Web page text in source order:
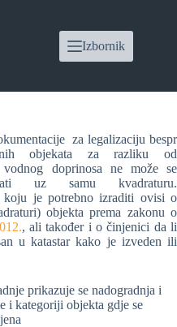
Izbornik
za legalizaciju bespr
objekata za razliku od
doprinosa ne može se
uz samu kvadraturu.
koju je potrebno izraditi ovisi o
objekta prema zakonu o
, ali također i o činjenici da li
u katastar kako je izveden ili
prikazuje se nadogradnja i
i kategoriji objekta gdje se